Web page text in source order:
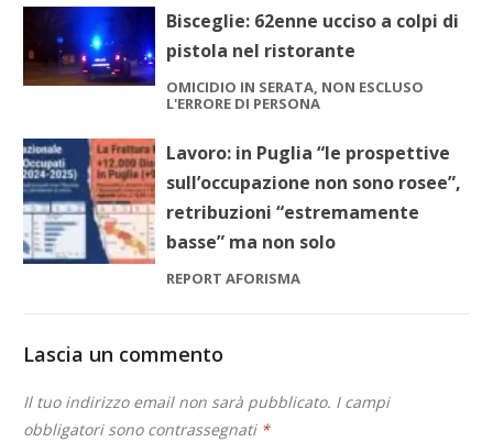
Bisceglie: 62enne ucciso a colpi di
pistola nel ristorante
OMICIDIO IN SERATA, NON ESCLUSO
L'ERRORE DI PERSONA
Lavoro: in Puglia “le prospettive
sull’occupazione non sono rosee”,
retribuzioni “estremamente
basse” ma non solo
REPORT AFORISMA
Lascia un commento
Il tuo indirizzo email non sarà pubblicato. I campi
obbligatori sono contrassegnati *